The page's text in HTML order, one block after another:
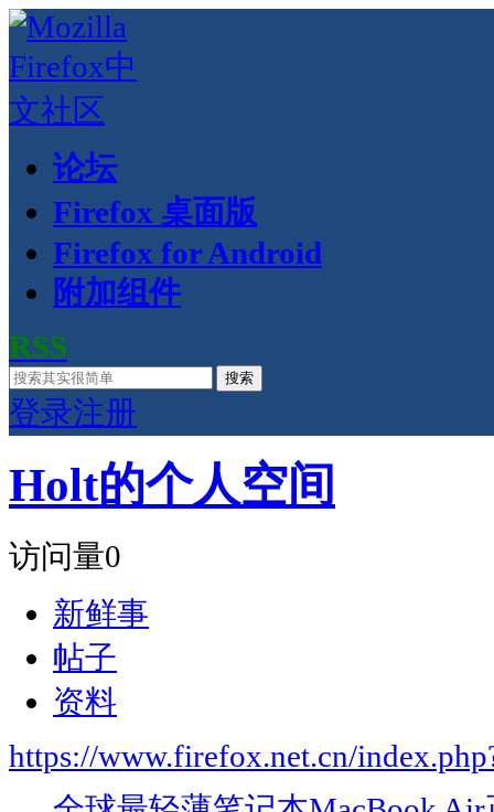
论坛
Firefox 桌面版
Firefox for Android
附加组件
RSS
搜索
登录注册
Holt的个人空间
访问量0
新鲜事
帖子
资料
https://www.firefox.net.cn/